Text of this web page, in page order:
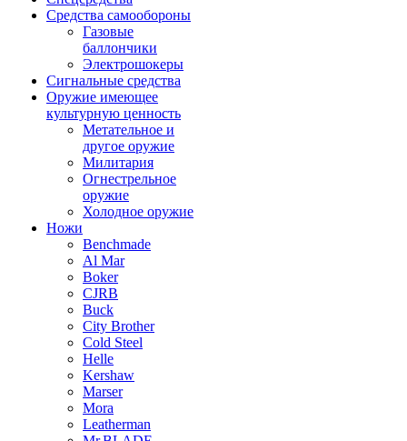
Средства самообороны
Газовые
баллончики
Электрошокеры
Сигнальные средства
Оружие имеющее
культурную ценность
Метательное и
другое оружие
Милитария
Огнестрельное
оружие
Холодное оружие
Ножи
Benchmade
Al Mar
Boker
CJRB
Buck
City Brother
Cold Steel
Helle
Kershaw
Marser
Mora
Leatherman